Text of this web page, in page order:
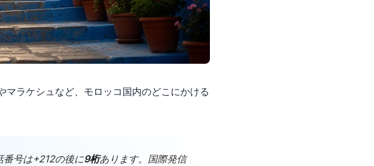
マラケシュなど、モロッコ国内のどこにかける
番号は+212の後に9桁あります。国際発信